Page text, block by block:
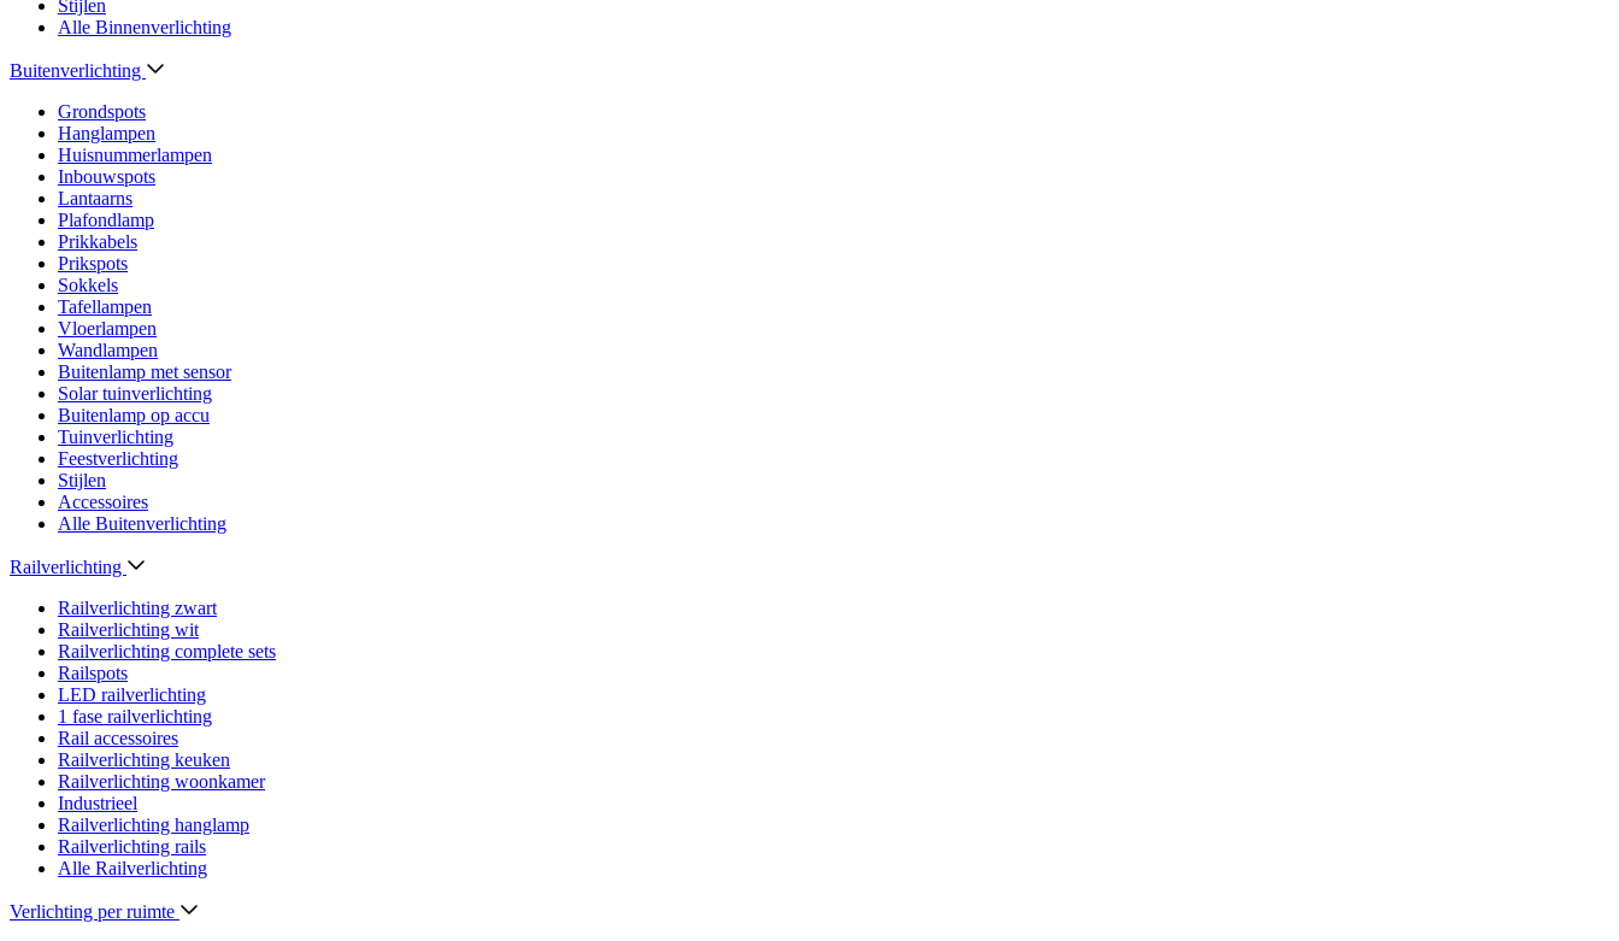
Stijlen
Alle Binnenverlichting
Buitenverlichting
Grondspots
Hanglampen
Huisnummerlampen
Inbouwspots
Lantaarns
Plafondlamp
Prikkabels
Prikspots
Sokkels
Tafellampen
Vloerlampen
Wandlampen
Buitenlamp met sensor
Solar tuinverlichting
Buitenlamp op accu
Tuinverlichting
Feestverlichting
Stijlen
Accessoires
Alle Buitenverlichting
Railverlichting
Railverlichting zwart
Railverlichting wit
Railverlichting complete sets
Railspots
LED railverlichting
1 fase railverlichting
Rail accessoires
Railverlichting keuken
Railverlichting woonkamer
Industrieel
Railverlichting hanglamp
Railverlichting rails
Alle Railverlichting
Verlichting per ruimte